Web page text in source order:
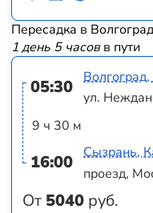
Пересадка в
1 день 5 часовв пути
05:30
9 ч 30 м
16:00
От 5040 руб.
ул.
Сызрань,
проезд,